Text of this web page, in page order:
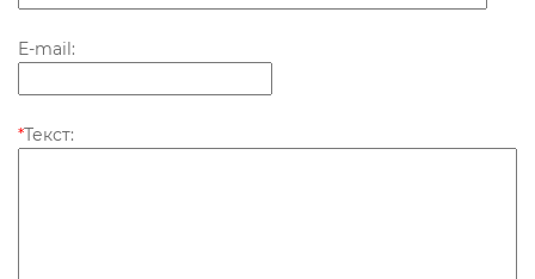
E-mail:
*Текст: